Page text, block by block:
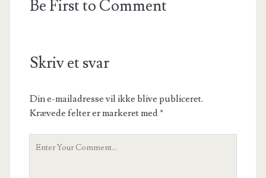
Be First to Comment
Skriv et svar
Din e-mailadresse vil ikke blive publiceret.
Krævede felter er markeret med*
Your